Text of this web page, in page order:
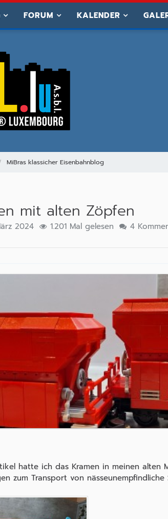
FORUM KALENDER
MiBras klassicher Eisenbahnblog
mit alten Zöpfen
2024 1.201 Mal gelesen 4
hatte ich das Kramen in meinen alten
zum Transport von